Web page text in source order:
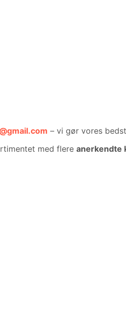
– vi gør vores
med flere anerkendte